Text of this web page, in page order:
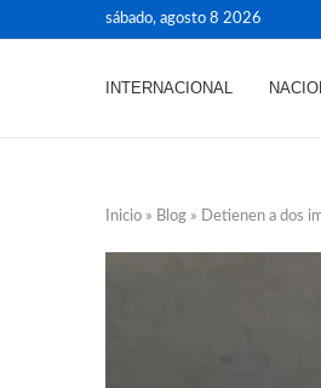
sábado, agosto 8 2026
INTERNACIONAL
Inicio » Blog » Detienen a dos